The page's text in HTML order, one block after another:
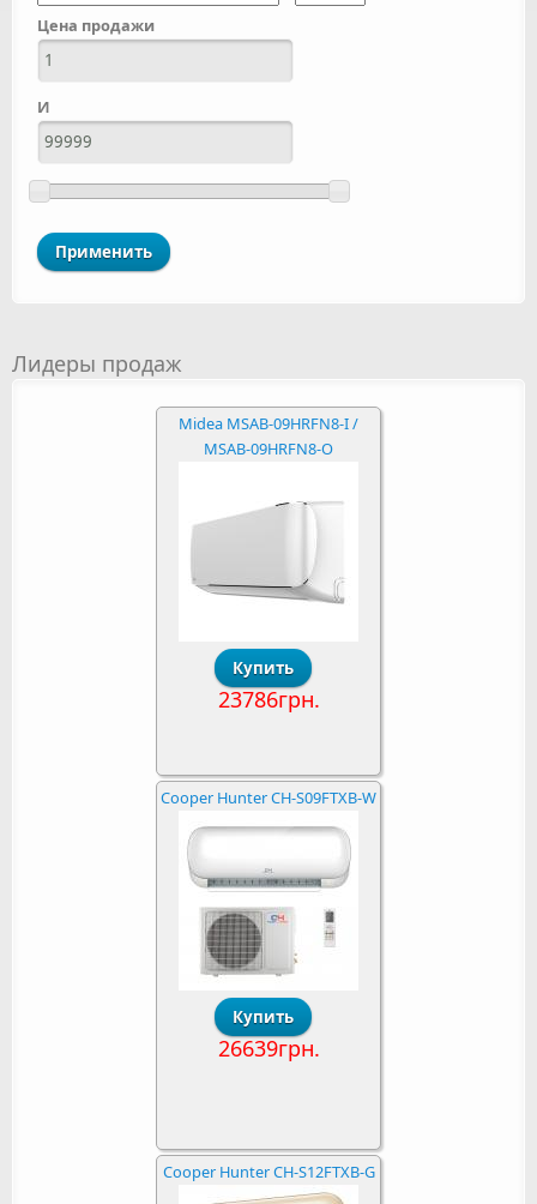
Цена продажи
И
Лидеры продаж
Midea MSAB-09HRFN8-I /
MSAB-09HRFN8-O
23786грн.
Cooper Hunter CH-S09FTXB-W
26639грн.
Cooper Hunter CH-S12FTXB-G